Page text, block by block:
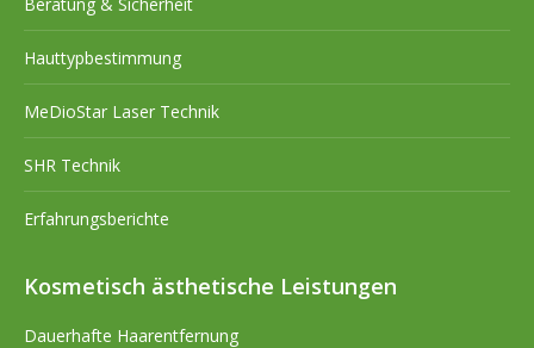
Hauttypbestimmung
MeDioStar Laser Technik
SHR Technik
Erfahrungsberichte
Kosmetisch ästhetische Leistungen
Dauerhafte Haarentfernung